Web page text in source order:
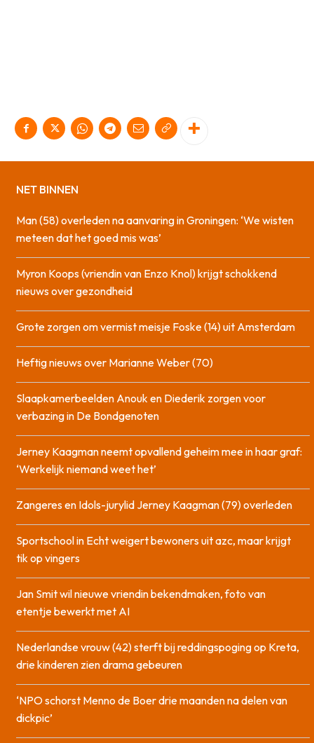
NET BINNEN
Man (58) overleden na aanvaring in Groningen: ‘We wisten
meteen dat het goed mis was’
Myron Koops (vriendin van Enzo Knol) krijgt schokkend
nieuws over gezondheid
Grote zorgen om vermist meisje Foske (14) uit Amsterdam
Heftig nieuws over Marianne Weber (70)
Slaapkamerbeelden Anouk en Diederik zorgen voor
verbazing in De Bondgenoten
Jerney Kaagman neemt opvallend geheim mee in haar graf:
‘Werkelijk niemand weet het’
Zangeres en Idols-jurylid Jerney Kaagman (79) overleden
Sportschool in Echt weigert bewoners uit azc, maar krijgt
tik op vingers
Jan Smit wil nieuwe vriendin bekendmaken, foto van
etentje bewerkt met AI
Nederlandse vrouw (42) sterft bij reddingspoging op Kreta,
drie kinderen zien drama gebeuren
‘NPO schorst Menno de Boer drie maanden na delen van
dickpic’